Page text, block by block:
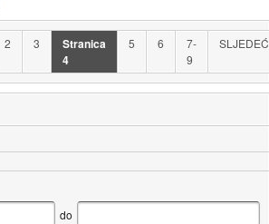
2 3
Stranica
4
5 6
7-
9
do